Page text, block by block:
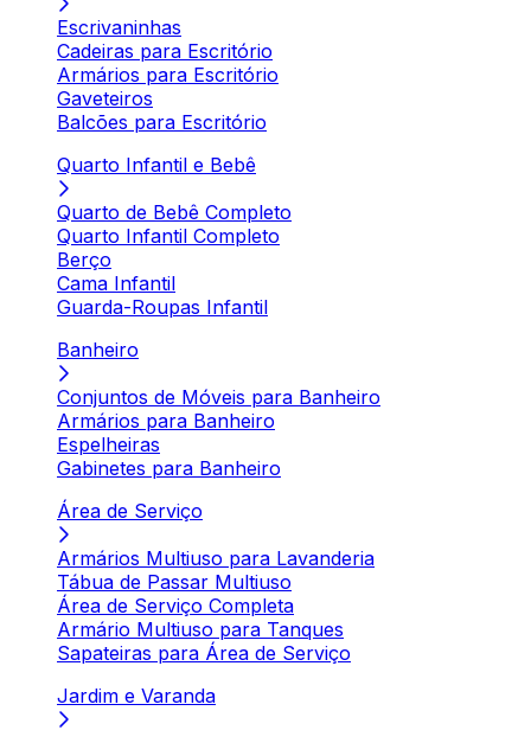
Escrivaninhas
Cadeiras para Escritório
Armários para Escritório
Gaveteiros
Balcões para Escritório
Quarto Infantil e Bebê
Quarto de Bebê Completo
Quarto Infantil Completo
Berço
Cama Infantil
Guarda-Roupas Infantil
Banheiro
Conjuntos de Móveis para Banheiro
Armários para Banheiro
Espelheiras
Gabinetes para Banheiro
Área de Serviço
Armários Multiuso para Lavanderia
Tábua de Passar Multiuso
Área de Serviço Completa
Armário Multiuso para Tanques
Sapateiras para Área de Serviço
Jardim e Varanda